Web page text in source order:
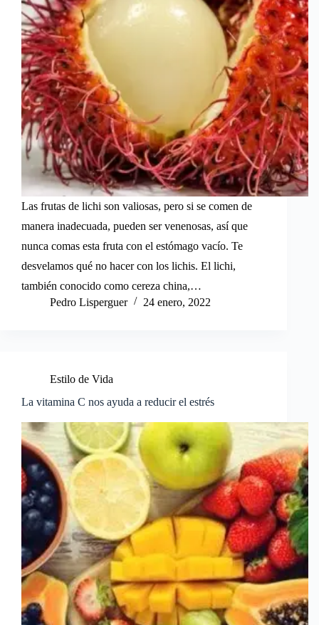
Las frutas de lichi son valiosas, pero si se comen de
manera inadecuada, pueden ser venenosas, así que
nunca comas esta fruta con el estómago vacío. Te
desvelamos qué no hacer con los lichis. El lichi,
también conocido como cereza china,…
Pedro Lisperguer
24 enero, 2022
Estilo de Vida
La vitamina C nos ayuda a reducir el estrés